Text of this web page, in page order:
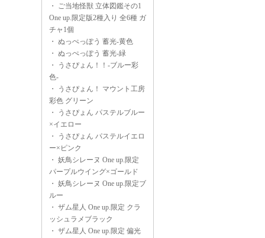
・ ご当地怪獣 立体図鑑その1
One up.限定版2種入り 全6種 ガ
チャ1個
・ ぬっぺっぽう 蓄光-黄色
・ ぬっぺっぽう 蓄光-緑
・
うさぴょん！！-ブルー彩
色-
・
うさぴょん！ マウント工房
彩色 グリーン
・
うさぴょん パステルブルー
×イエロー
・
うさぴょん パステルイエロ
ー×ピンク
・ 妖鳥シレーヌ One up.限定
パープルウイング×ゴールド
・ 妖鳥シレーヌ One up.限定ブ
ルー
・ ザム星人 One up.限定 クラ
ッシュラメブラック
・ ザム星人 One up.限定 偏光